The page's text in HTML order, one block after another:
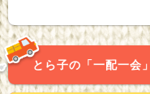
とら子の「一配一会」